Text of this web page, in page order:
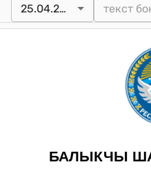
25.04.2025